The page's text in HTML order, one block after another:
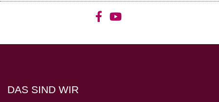
DAS SIND WIR